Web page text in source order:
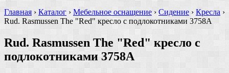
Главная › Каталог › Мебельное оснащение › Сидение › Кресла ›
Rud. Rasmussen The "Red" кресло с подлокотниками 3758A
Rud. Rasmussen The "Red" кресло с
подлокотниками 3758A